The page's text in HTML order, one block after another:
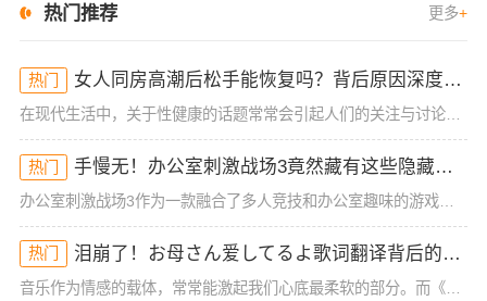
热门推荐 更多+
热门 女人同房高潮后松手能恢复吗？背后原因深度分析！
在现代生活中，关于性健康的话题常常会引起人们的关注与讨论，尤其是女性在同房时的体验与生理反应。很多女性可能在性生活中经历过高潮后的松手现象，但有时候会担心这种状态是否能恢复。今天，我们就来深入探讨一下
热门 手慢无！办公室刺激战场3竟然藏有这些隐藏技巧！谁懂啊
办公室刺激战场3作为一款融合了多人竞技和办公室趣味的游戏，一直以来都吸引着大批玩家的热烈关注。然而，很多玩家在初入这款游戏时，常常会被复杂的操作和激烈的竞争环境所困扰，尤其是如何在短短的游戏时间里获得
热门 泪崩了！お母さん爱してるよ歌词翻译背后的深情秘密！你可能从未注意到的细节